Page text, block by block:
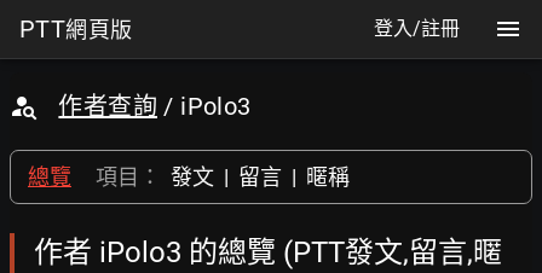
PTT網頁版 登入/註冊
作者查詢 / iPolo3
總覽 項目： 發文 | 留言 | 暱稱
作者 iPolo3 的總覽 (PTT發文,留言,暱